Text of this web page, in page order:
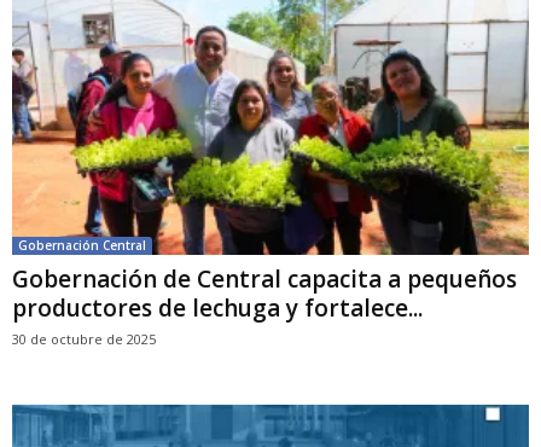
Gobernación Central
Gobernación de Central capacita a pequeños
productores de lechuga y fortalece...
30 de octubre de 2025